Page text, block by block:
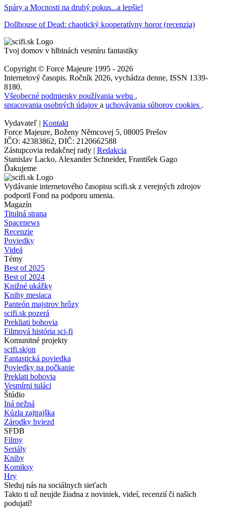
Spáry a Mocnosti na druhý pokus...a lepšie!
Dollhouse of Dead: chaotický kooperatívny horor (recenzia)
Tvoj domov v hlbinách vesmíru fantastiky
Copyright © Force Majeure 1995 - 2026
Internetový časopis. Ročník 2026, vychádza denne, ISSN 1339-
8180.
Všeobecné podmienky používania webu ,
spracovania osobných údajov a uchovávania súborov cookies .
Vydavateľ | Kontakt
Force Majeure, Boženy Němcovej 5, 08005 Prešov
IČO: 42383862, DIČ: 2120662588
Zástupcovia redakčnej rady | Redakcia
Stanislav Lacko, Alexander Schneider, František Gago
Ďakujeme
Vydávanie internetového časopisu scifi.sk z verejných zdrojov
podporil Fond na podporu umenia.
Magazín
Titulná strana
Spacenews
Recenzie
Poviedky
Videá
Témy
Best of 2025
Best of 2024
Knižné ukážky
Knihy mesiaca
Panteón majstrov hrôzy
scifi.sk pozerá
Prekliati bohovia
Filmová história sci-fi
Komunitné projekty
scifi.sk|on
Fantastická poviedka
Poviedky na počkanie
Preklati bohovia
Vesmírni tuláci
Štúdio
Iná nežná
Kúzla zajtrajška
Zárodky hviezd
SFDB
Filmy
Seriály
Knihy
Komiksy
Hry
Sleduj nás na sociálnych sieťach
Takto ti už neujde žiadna z noviniek, videí, recenzií či našich
podujatí!